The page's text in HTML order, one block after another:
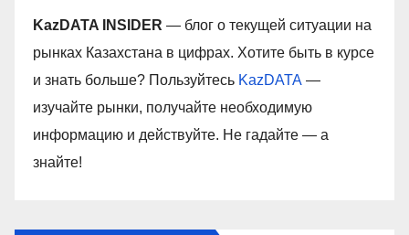
KazDATA INSIDER — блог о текущей ситуации на
рынках Казахстана в цифрах. Хотите быть в курсе
и знать больше? Пользуйтесь KazDATA —
изучайте рынки, получайте необходимую
информацию и действуйте. Не гадайте — а
знайте!